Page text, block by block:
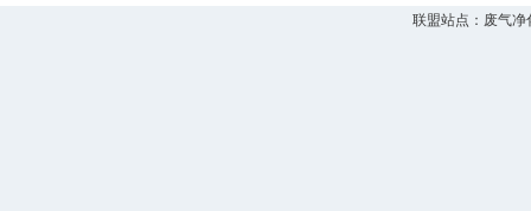
联盟站点： 废气净